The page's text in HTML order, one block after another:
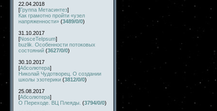
22.04.2018
[Группа Метасинтез]
Как грамотно пройти «узел
напряженности» (3489/0/0)
31.10.2017
[NosceTeIpsum]
buzlik. Особенности потоковых
состояний (3627/0/0)
30.10.2017
[Абсолютера]
Николай Чудотворец. О создании
школы эзотерики (3812/0/0)
25.08.2017
[Абсолютера]
О Переходе. ВЦ Плеяды. (3794/0/0)